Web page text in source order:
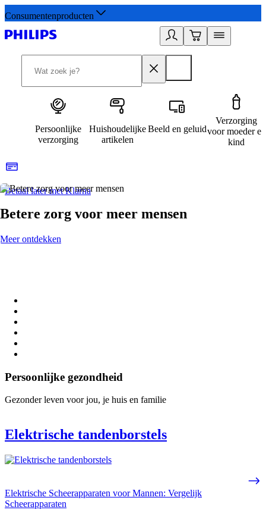
Consumentenproducten
Persoonlijke
verzorging
Huishoudelijke
artikelen
Beeld en geluid
Verzorging
voor moeder en
kind
Betaal later met Klarna
Betere zorg voor meer mensen
Meer ontdekken
Persoonlijke gezondheid
Gezonder leven voor jou, je huis en familie
Elektrische tandenborstels
Elektrische Scheerapparaten voor Mannen: Vergelijk
Scheerapparaten